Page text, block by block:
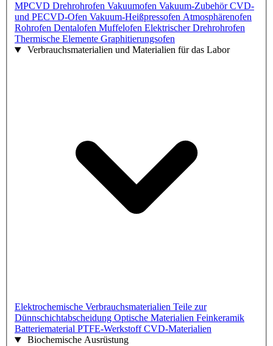
MPCVD Drehrohrofen Vakuumofen Vakuum-ZubehörCVD-
und PECVD-Ofen Vakuum-Heißpressofen Atmosphärenofen
Rohrofen Dentalofen Muffelofen Elektrischer Drehrohrofen
Thermische Elemente Graphitierungsofen
Verbrauchsmaterialien und Materialien für das Labor
Elektrochemische Verbrauchsmaterialien Teile zur
Dünnschichtabscheidung Optische Materialien Feinkeramik
Batteriematerial PTFE-WerkstoffCVD-Materialien
Biochemische Ausrüstung